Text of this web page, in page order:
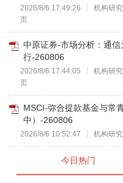
2026/8/6 17:49:26 机构研究
页
中原证券-市场分析：通
行-260806
2026/8/6 17:44:05 机构研究
页
MSCI-弥合提款基金与常
中）-260806
2026/8/6 10:52:47 机构研究
今日热门